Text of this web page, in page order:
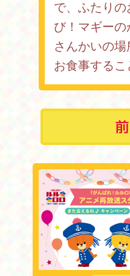
で、ふたり
び！マギー
さんかいの
お食事するこ